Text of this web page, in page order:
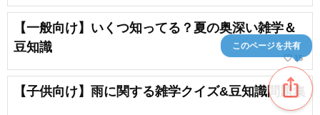
【一般向け】いくつ知ってる？夏の奥深い雑学＆
豆知識
favorite_border15
【子供向け】雨に関する雑学クイズ&豆知識問題集
ios_share
このページを共有